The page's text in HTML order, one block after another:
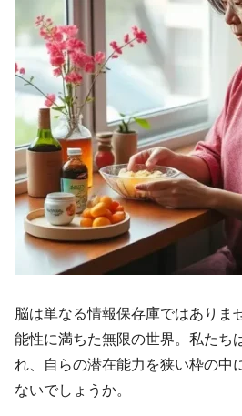
脳は単なる情報保存庫ではありま
能性に満ちた無限の世界。私たち
れ、自らの潜在能力を狭い枠の中
ないでしょうか。